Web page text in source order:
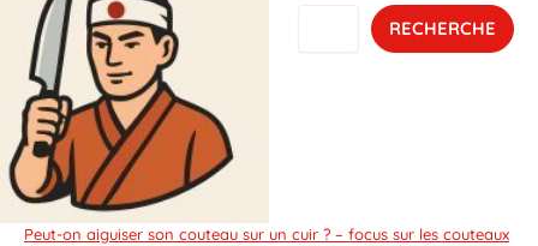
RECHERCHE
Peut-on aiguiser son couteau sur un cuir ? – focus sur les couteaux